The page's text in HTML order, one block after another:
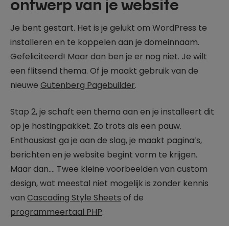
ontwerp van je website
Je bent gestart. Het is je gelukt om WordPress te
installeren en te koppelen aan je domeinnaam.
Gefeliciteerd! Maar dan ben je er nog niet. Je wilt
een flitsend thema. Of je maakt gebruik van de
nieuwe Gutenberg Pagebuilder.
Stap 2, je schaft een thema aan en je installeert dit
op je hostingpakket. Zo trots als een pauw.
Enthousiast ga je aan de slag, je maakt pagina’s,
berichten en je website begint vorm te krijgen.
Maar dan…. Twee kleine voorbeelden van custom
design, wat meestal niet mogelijk is zonder kennis
van Cascading Style Sheets of de
programmeertaal PHP.